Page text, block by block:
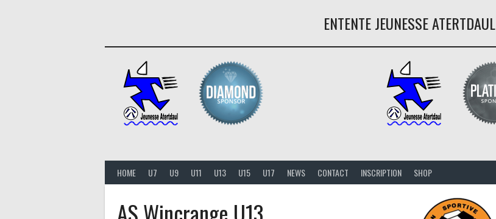
ENTENTE JEUNESSE ATERTDAUL
HOME U7 U9 U11 U13 U15 U17 NEWS CONTACT INSCRIPTION SHOP